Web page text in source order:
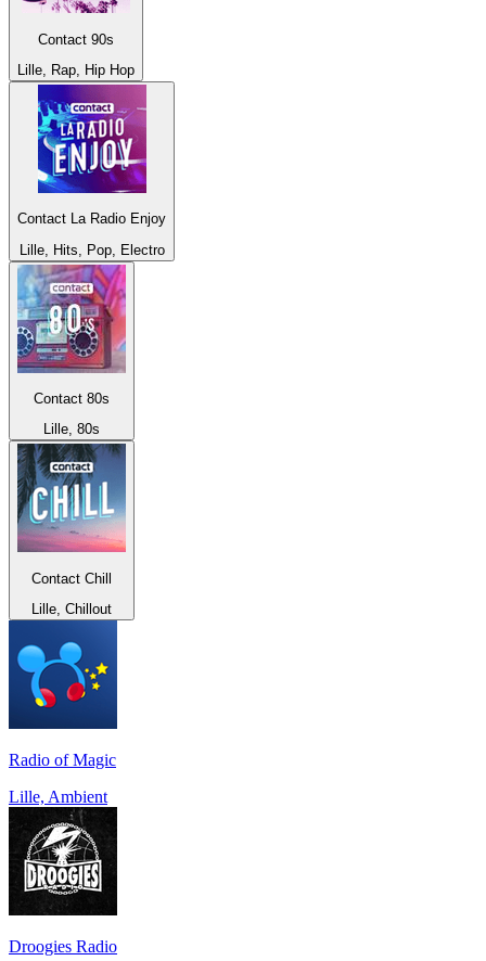
Contact 90s
Lille, Rap, Hip Hop
Contact La Radio Enjoy
Lille, Hits, Pop, Electro
Contact 80s
Lille, 80s
Contact Chill
Lille, Chillout
Radio of Magic
Lille, Ambient
Droogies Radio